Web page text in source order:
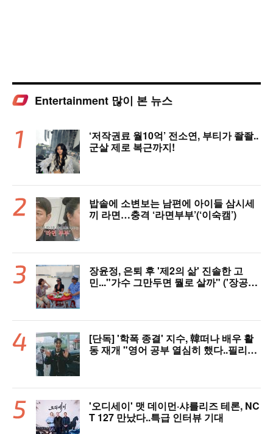
Entertainment 많이 본 뉴스
‘저작권료 월10억’ 전소연, 부티가 좔좔..
군살 제로 복근까지!
밥솥에 소변보는 남편에 아이들 삼시세
끼 라면…충격 ‘라면부부’(‘이숙캠’)
장윤정, 은퇴 후 '제2의 삶' 진솔한 고
민..."가수 그만두면 뭘로 살까" ('장공장
[단독] '학폭 종결' 지수, 韓떠나 배우 활
동 재개 "영어 공부 열심히 했다..필리핀
'오디세이' 맷 데이먼·샤를리즈 테론, NC
T 127 만났다..특급 인터뷰 기대